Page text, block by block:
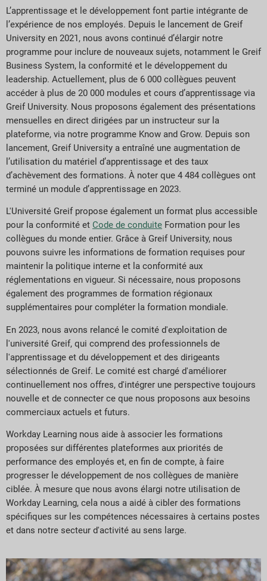
L’apprentissage et le développement font partie intégrante de
l’expérience de nos employés. Depuis le lancement de Greif
University en 2021, nous avons continué d’élargir notre
programme pour inclure de nouveaux sujets, notamment le Greif
Business System, la conformité et le développement du
leadership. Actuellement, plus de 6 000 collègues peuvent
accéder à plus de 20 000 modules et cours d’apprentissage via
Greif University. Nous proposons également des présentations
mensuelles en direct dirigées par un instructeur sur la
plateforme, via notre programme Know and Grow. Depuis son
lancement, Greif University a entraîné une augmentation de
l’utilisation du matériel d’apprentissage et des taux
d’achèvement des formations. À noter que 4 484 collègues ont
terminé un module d’apprentissage en 2023.
L'Université Greif propose également un format plus accessible
pour la conformité et Code de conduite Formation pour les
collègues du monde entier. Grâce à Greif University, nous
pouvons suivre les informations de formation requises pour
maintenir la politique interne et la conformité aux
réglementations en vigueur. Si nécessaire, nous proposons
également des programmes de formation régionaux
supplémentaires pour compléter la formation mondiale.
En 2023, nous avons relancé le comité d'exploitation de
l'université Greif, qui comprend des professionnels de
l'apprentissage et du développement et des dirigeants
sélectionnés de Greif. Le comité est chargé d'améliorer
continuellement nos offres, d'intégrer une perspective toujours
nouvelle et de connecter ce que nous proposons aux besoins
commerciaux actuels et futurs.
Workday Learning nous aide à associer les formations
proposées sur différentes plateformes aux priorités de
performance des employés et, en fin de compte, à faire
progresser le développement de nos collègues de manière
ciblée. À mesure que nous avons élargi notre utilisation de
Workday Learning, cela nous a aidé à cibler des formations
spécifiques sur les compétences nécessaires à certains postes
et dans notre secteur d'activité au sens large.